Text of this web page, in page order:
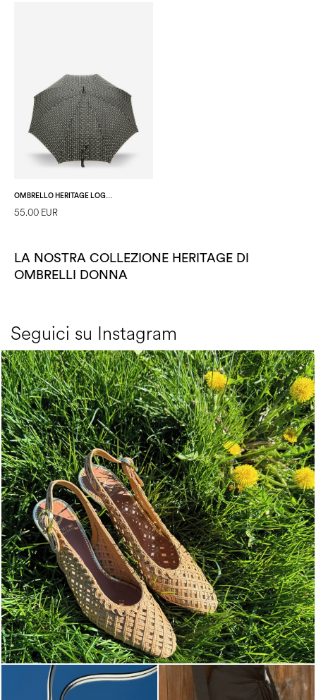
OMBRELLO HERITAGE LOGO CLASSIC NERO/BEIGE
55.00 EUR
LA NOSTRA COLLEZIONE HERITAGE DI
OMBRELLI DONNA
Seguici su Instagram
Choose between chunky silhouettes with intriguing we...